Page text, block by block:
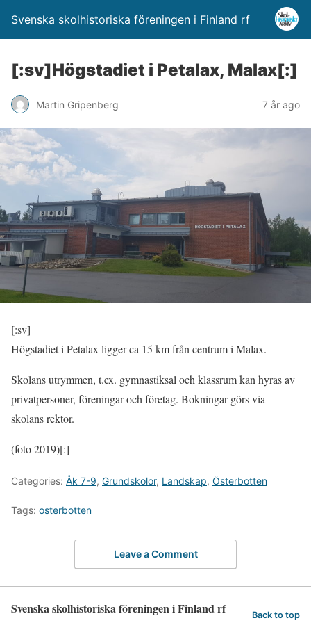
Svenska skolhistoriska föreningen i Finland rf
[:sv]Högstadiet i Petalax, Malax[:]
Martin Gripenberg 7 år ago
[:sv]
Högstadiet i Petalax ligger ca 15 km från centrum i Malax.
Skolans utrymmen, t.ex. gymnastiksal och klassrum kan hyras av
privatpersoner, föreningar och företag. Bokningar görs via
skolans rektor.
(foto 2019)[:]
Categories: Åk 7-9, Grundskolor, Landskap, Österbotten
Tags: osterbotten
Leave a Comment
Svenska skolhistoriska föreningen i Finland rf Back to top